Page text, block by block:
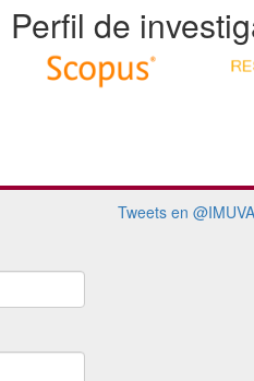
Perfil de
Tweets en